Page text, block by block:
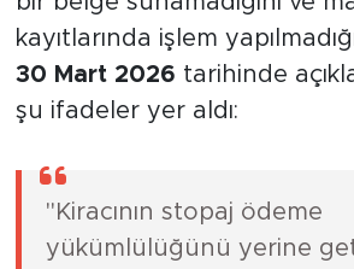
kayıtlarında işlem
30 Mart 2026 tarihinde
şu ifadeler yer aldı:
"Kiracının stopaj ödeme
yükümlülüğünü yerine